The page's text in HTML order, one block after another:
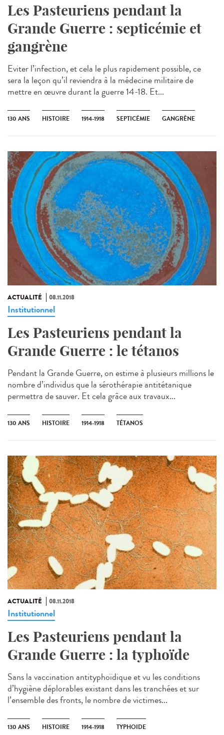
Les Pasteuriens pendant la
Grande Guerre : septicémie et
gangrène
Eviter l’infection, et cela le plus rapidement possible, ce
sera la leçon qu’il reviendra à la médecine militaire de
mettre en œuvre durant la guerre 14-18. Et...
130 ANS HISTOIRE 1914-1918 SEPTICÉMIE GANGRÈNE
ACTUALITÉ 08.11.2018
Institutionnel
Les Pasteuriens pendant la
Grande Guerre : le tétanos
Pendant la Grande Guerre, on estime à plusieurs millions le
nombre d’individus que la sérothérapie antitétanique
permettra de sauver. Et cela grâce aux travaux...
130 ANS HISTOIRE 1914-1918 TÉTANOS
ACTUALITÉ 08.11.2018
Institutionnel
Les Pasteuriens pendant la
Grande Guerre : la typhoïde
Sans la vaccination antityphoïdique et vu les conditions
d’hygiène déplorables existant dans les tranchées et sur
l’ensemble des fronts, le nombre de victimes...
130 ANS HISTOIRE 1914-1918 TYPHOIDE